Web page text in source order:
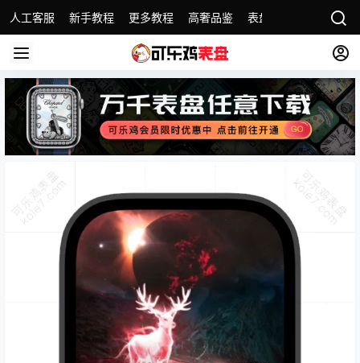
人工客服 新手教程 更多教程 高奢品鉴 表盘精选 名表故事